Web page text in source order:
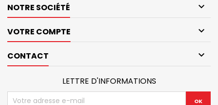
NOTRE SOCIÉTÉ 
VOTRE COMPTE 
CONTACT 
LETTRE D'INFORMATIONS